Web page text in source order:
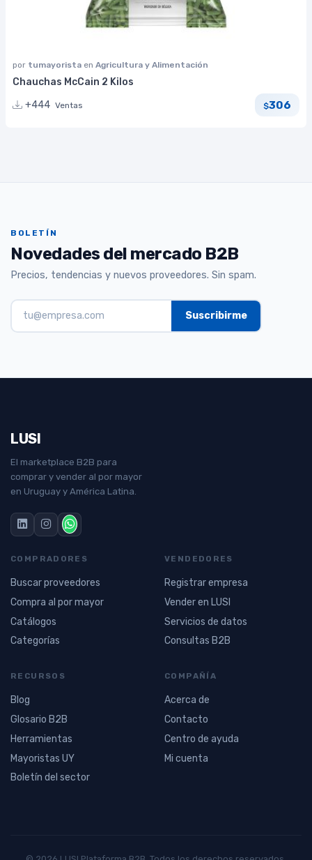
por tumayorista en Agricultura y Alimentación
Chauchas McCain 2 Kilos
+444 Ventas $306
BOLETÍN
Novedades del mercado B2B
Precios, tendencias y nuevos proveedores. Sin spam.
LUSI
El marketplace B2B para
comprar y vender al por mayor
en Uruguay y América Latina.
COMPRADORES
Buscar proveedores
Compra al por mayor
Catálogos
Categorías
VENDEDORES
Registrar empresa
Vender en LUSI
Servicios de datos
Consultas B2B
RECURSOS
Blog
Glosario B2B
Herramientas
Mayoristas UY
Boletín del sector
COMPAÑÍA
Acerca de
Contacto
Centro de ayuda
Mi cuenta